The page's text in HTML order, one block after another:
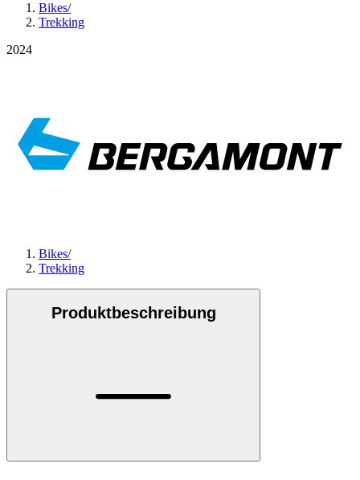
Bikes/
Trekking
2024
Bikes/
Trekking
Produktbeschreibung